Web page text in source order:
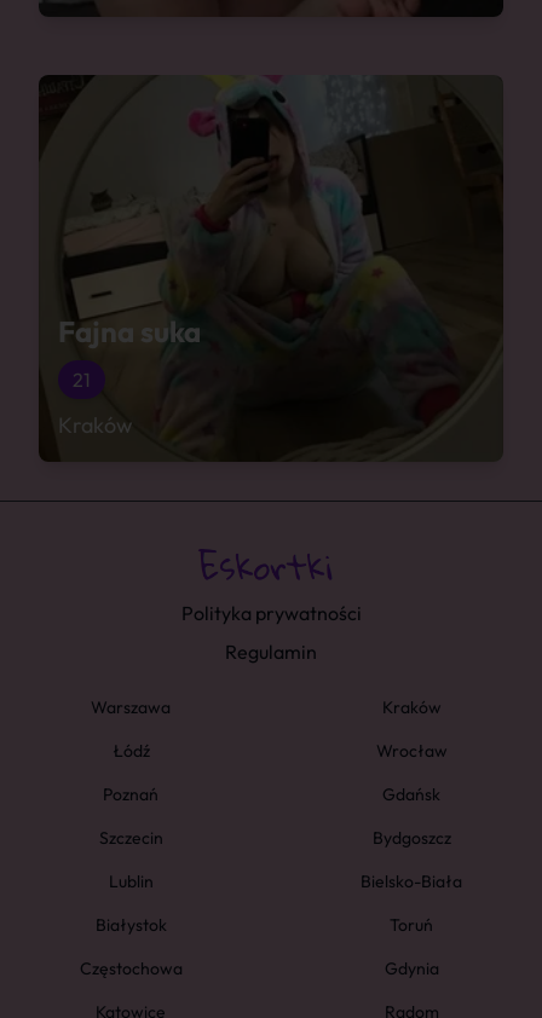
Fajna suka
21
Kraków
Polityka prywatności
Regulamin
Warszawa
Kraków
Łódź
Wrocław
Poznań
Gdańsk
Szczecin
Bydgoszcz
Lublin
Bielsko-Biała
Białystok
Toruń
Częstochowa
Gdynia
Katowice
Radom